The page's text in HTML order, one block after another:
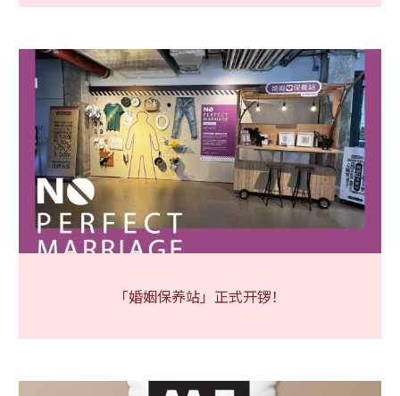
「婚姻保养站」正式开锣！